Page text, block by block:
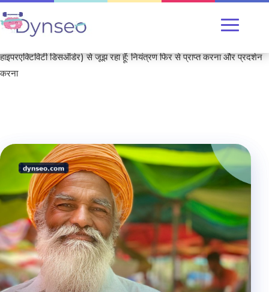
/
हाइपरएक्टिविटी डिसऑर्डर) से जूझ रहा हूँ: नियंत्रण फिर से प्राप्त करना और प्रदर्शन
करना